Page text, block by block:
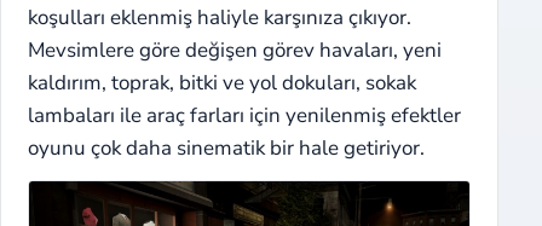
koşulları eklenmiş haliyle karşınıza çıkıyor.
Mevsimlere göre değişen görev havaları, yeni
kaldırım, toprak, bitki ve yol dokuları, sokak
lambaları ile araç farları için yenilenmiş efektler
oyunu çok daha sinematik bir hale getiriyor.